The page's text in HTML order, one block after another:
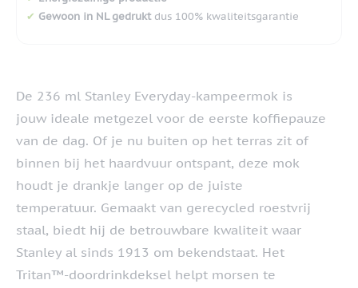
✔ Gewoon in NL gedruktdus 100% kwaliteitsgarantie
De 236 ml Stanley Everyday-kampeermok is
jouw ideale metgezel voor de eerste koffiepauze
van de dag. Of je nu buiten op het terras zit of
binnen bij het haardvuur ontspant, deze mok
houdt je drankje langer op de juiste
temperatuur. Gemaakt van gerecycled roestvrij
staal, biedt hij de betrouwbare kwaliteit waar
Stanley al sinds 1913 om bekendstaat. Het
Tritan™-doordrinkdeksel helpt morsen te